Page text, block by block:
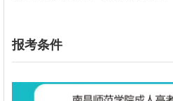
报考条件